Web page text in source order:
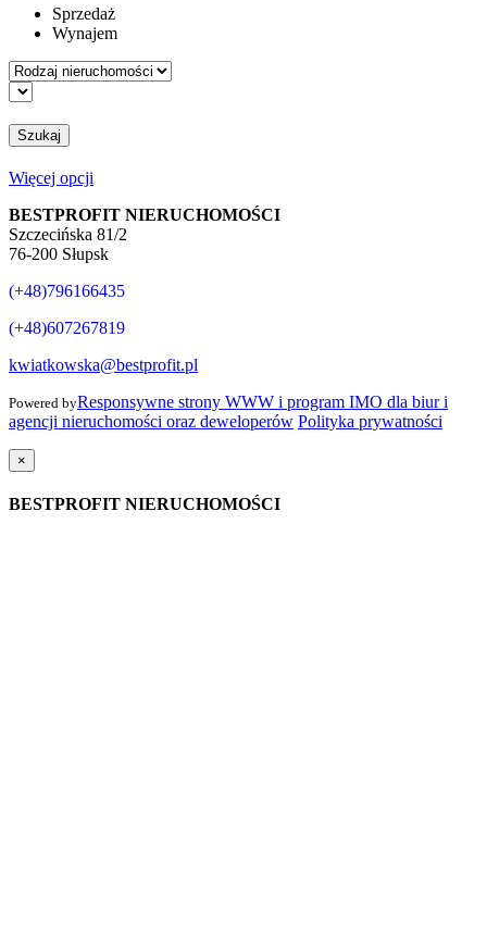
Sprzedaż
Wynajem
Szukaj
Więcej opcji
BESTPROFIT NIERUCHOMOŚCI
Szczecińska 81/2
76-200 Słupsk
(+48)796166435
(+48)607267819
kwiatkowska@bestprofit.pl
Powered byResponsywne strony WWW i program IMO dla biur i
agencji nieruchomości oraz deweloperów Polityka prywatności
×
BESTPROFIT NIERUCHOMOŚCI